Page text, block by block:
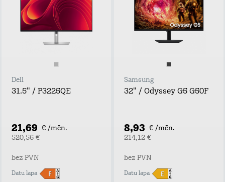
Dell
31.5" / P3225QE
21,69 € /mēn.
520,56 €
bez PVN
Datu lapa
Samsung
32" / Odyssey G5 G50F
8,93 € /mēn.
214,12 €
bez PVN
Datu lapa